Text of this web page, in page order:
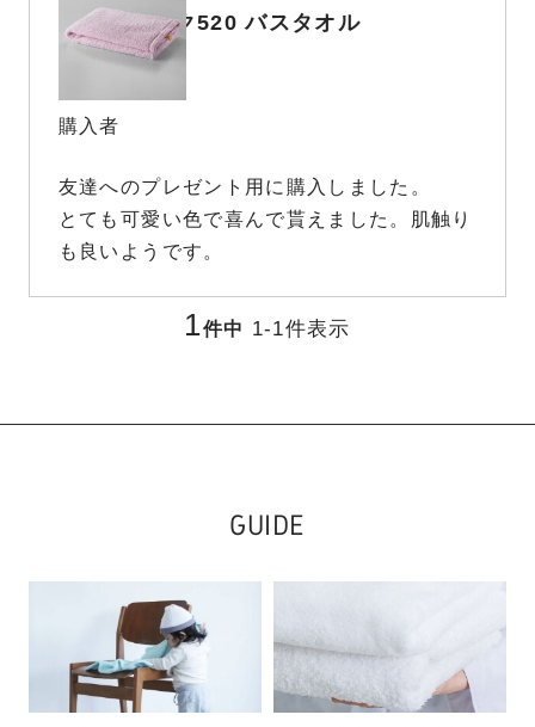
オーガニック520 バスタオル
購入者
友達へのプレゼント用に購入しました。
とても可愛い色で喜んで貰えました。肌触り
も良いようです。
1件中 1-1件表示
GUIDE